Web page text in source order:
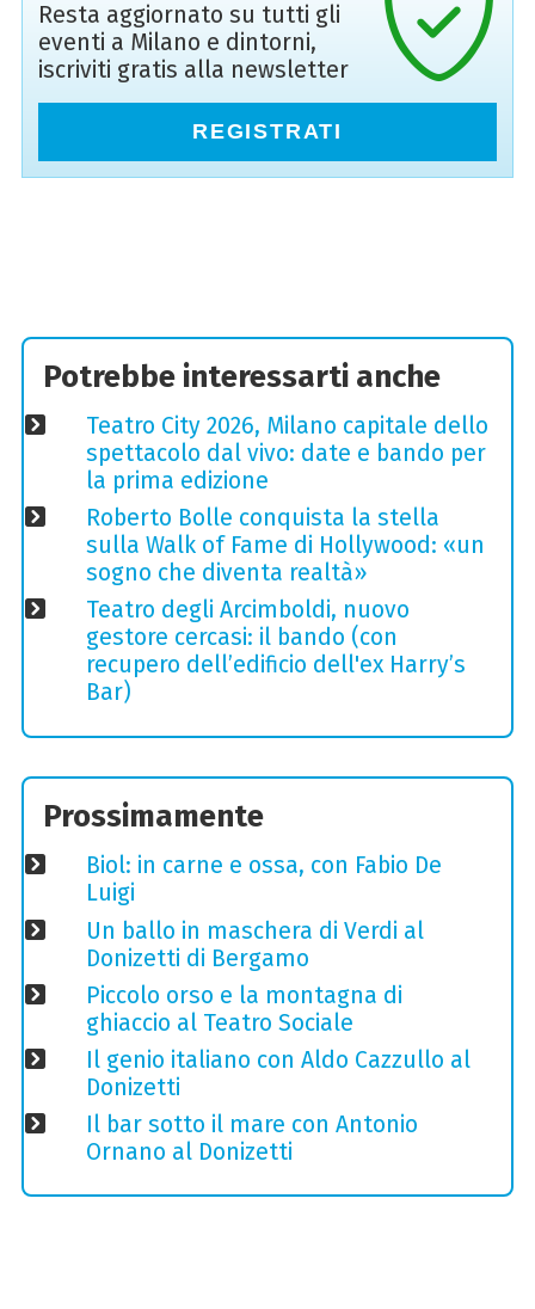
Resta aggiornato su tutti gli
eventi a Milano e dintorni,
iscriviti gratis alla newsletter
REGISTRATI
Potrebbe interessarti anche
Teatro City 2026, Milano capitale dello
spettacolo dal vivo: date e bando per
la prima edizione
Roberto Bolle conquista la stella
sulla Walk of Fame di Hollywood: «un
sogno che diventa realtà»
Teatro degli Arcimboldi, nuovo
gestore cercasi: il bando (con
recupero dell’edificio dell'ex Harry’s
Bar)
Prossimamente
Biol: in carne e ossa, con Fabio De
Luigi
Un ballo in maschera di Verdi al
Donizetti di Bergamo
Piccolo orso e la montagna di
ghiaccio al Teatro Sociale
Il genio italiano con Aldo Cazzullo al
Donizetti
Il bar sotto il mare con Antonio
Ornano al Donizetti